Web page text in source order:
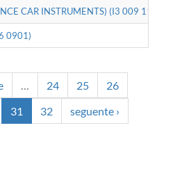
CAR INSTRUMENTS) (I3 009 1106)
0901)
24 25
26
31 32
seguente ›